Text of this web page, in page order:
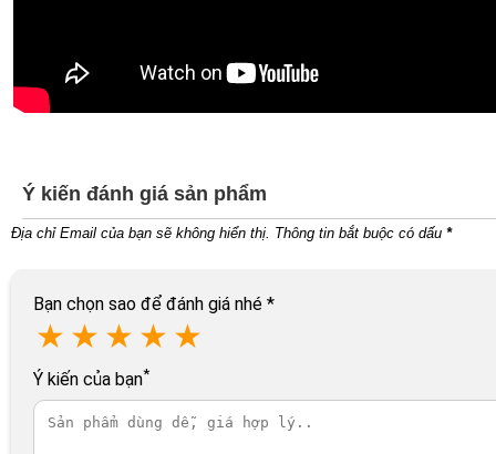
Ý kiến đánh giá sản phẩm
Địa chỉ Email của bạn sẽ không hiển thị. Thông tin bắt buộc có dấu *
Bạn chọn sao để đánh giá nhé *
★ ★ ★ ★ ★
Ý kiến của bạn*